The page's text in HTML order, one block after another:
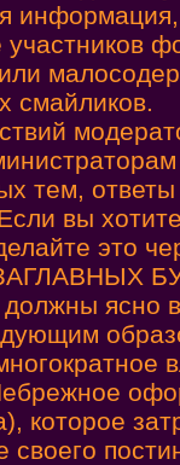
смайликов.
тем,
вы
это
ясно
которое
своего